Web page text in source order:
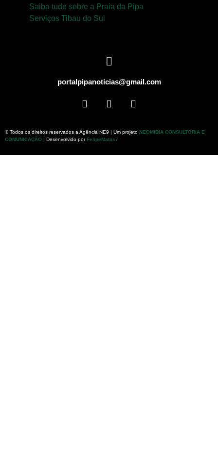
Saiba tudo sobre a Praia da Pipa
Serviços Tibau do Sul
portalpipanoticias@gmail.com
© Todos os direitos reservados a Agência NE9 | Um projeto NEOMIDIA CONSULTORIA E
COMUNICAÇÃO | Desenvolvido porFelipeMatos7